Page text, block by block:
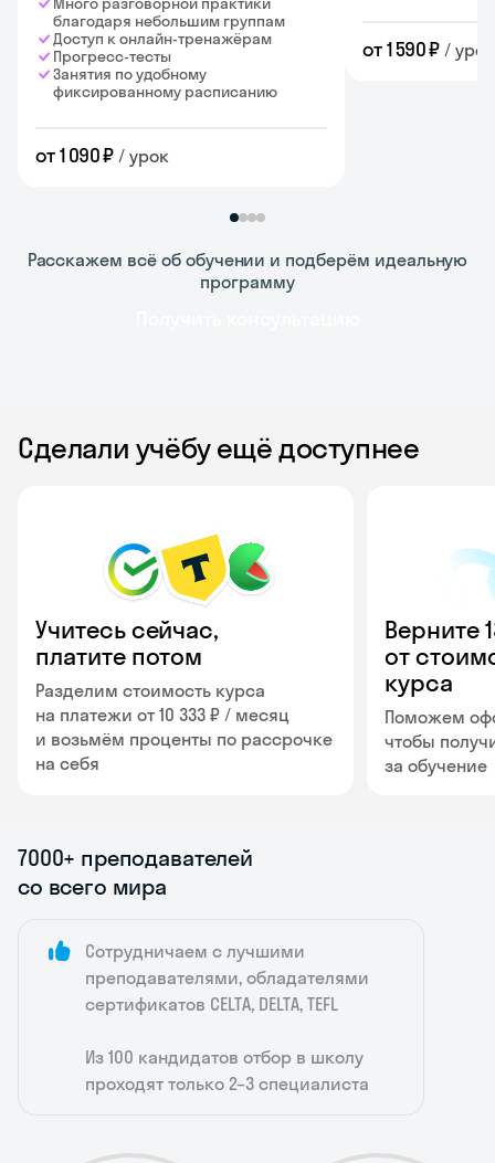
благодаря небольшим группам
Доступ к онлайн-тренажёрам
Прогресс-тесты
Занятия по удобному
фиксированному расписанию
от 1 090 ₽ / урок
от 1 590 ₽ / урок
Расскажем всё об обучении и подберём идеальную
программу
Сделали учёбу ещё доступнее
Учитесь сейчас,
платите потом
Разделим стоимость курса
на платежи от 10 333 ₽ / месяц
и возьмём проценты по рассрочке
на себя
Верните
от
курса
Поможем
чтобы
за обучение
7000+ преподавателей
со всего мира
Сотрудничаем с лучшими
преподавателями, обладателями
сертификатов CELTA, DELTA, TEFL
Из 100 кандидатов отбор в школу
проходят только 2–3 специалиста